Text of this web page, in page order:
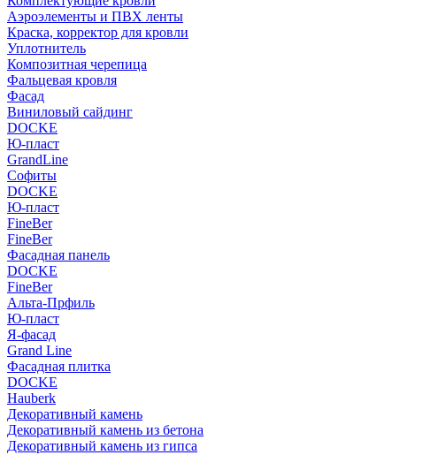
Аэроэлементы и ПВХ ленты
Краска, корректор для кровли
Уплотнитель
Композитная черепица
Фальцевая кровля
Фасад
Виниловый сайдинг
DOCKE
Ю-пласт
GrandLine
Софиты
DOCKE
Ю-пласт
FineBer
FineBer
Фасадная панель
DOCKE
FineBer
Альта-Прфиль
Ю-пласт
Я-фасад
Grand Line
Фасадная плитка
DOCKE
Hauberk
Декоративный камень
Декоративный камень из бетона
Декоративный камень из гипса